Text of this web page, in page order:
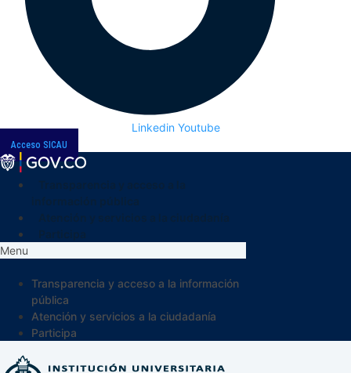
Linkedin Youtube
Acceso SICAU
Menu
Transparencia y acceso a la información
pública
Atención y servicios a la ciudadanía
Participa